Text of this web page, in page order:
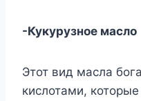
-Кукурузное масло
Этот вид масла
кислотами,